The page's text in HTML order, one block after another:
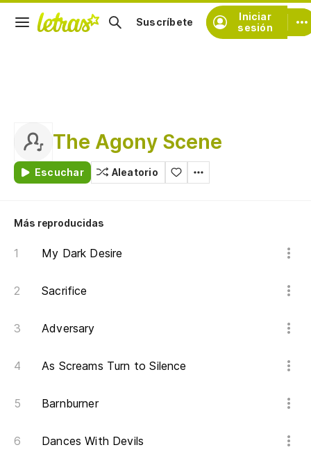
Iniciar
sesión
Suscríbete
The Agony Scene
Escuchar Aleatorio
Más reproducidas
My Dark Desire
Sacrifice
Adversary
As Screams Turn to Silence
Barnburner
Dances With Devils